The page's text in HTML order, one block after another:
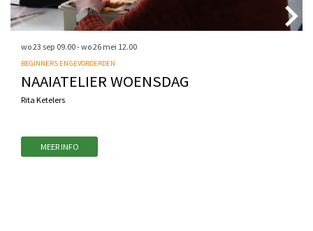
NAAIATELIER WOENSDAG
Rita Ketelers
BEGINNERS EN GEVORDERDEN
wo 23 sep 09.00-wo 26 mei 12.00
MEER INFO